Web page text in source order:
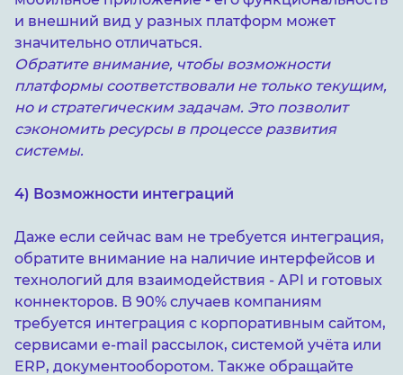
и внешний вид у разных платформ может
значительно отличаться.
Обратите внимание, чтобы возможности
платформы соответствовали не только текущим,
но и стратегическим задачам. Это позволит
сэкономить ресурсы в процессе развития
системы.
4) Возможности интеграций
Даже если сейчас вам не требуется интеграция,
обратите внимание на наличие интерфейсов и
технологий для взаимодействия - API и готовых
коннекторов. В 90% случаев компаниям
требуется интеграция с корпоративным сайтом,
сервисами e-mail рассылок, системой учёта или
ERP, документооборотом. Также обращайте